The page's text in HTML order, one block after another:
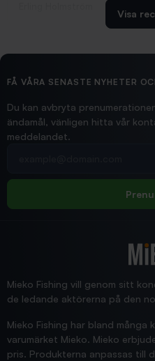
Hittade exakt vad jag
Jensa
Visa
FÅ VÅRA SENASTE NYHETER
Du kan avbryta
ändamål, vänligen hitta vår
meddelandet.
Mieko Fishing vill genom sitt
de ledande aktörerna på den
Mieko Fishing har bland många
varumärket Mieko. Mieko
pris. Produkterna anpassas till